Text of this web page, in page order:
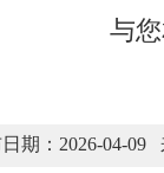
与
期：2026-04-09